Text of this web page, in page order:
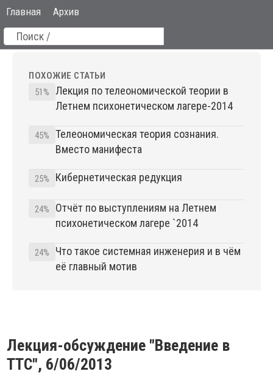
Главная Архив
ПОХОЖИЕ СТАТЬИ
51%
Лекция по телеономической теории в
Летнем психонетическом лагере-2014
45%
Телеономическая теория сознания.
Вместо манифеста
25% Кибернетическая редукция
24%
Отчёт по выступлениям на Летнем
психонетическом лагере `2014
24%
Что такое системная инженерия и в чём
её главный мотив
Лекция-обсуждение "Введение в
ТТС", 6/06/2013